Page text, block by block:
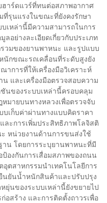
ฮาร์ดแวร์ที่ทนต่อสภาพอากาศ
ที่รุนแรงในขณะที่ยังคงรักษา
เหล่านี้มีความสามารถในการ
อย่างละเอียดเกี่ยวกับประเภท
วมของยานพาหนะ และรูปแบบ
นักขณะรถเคลื่อนที่ระดับสูงยัง
การที่ให้เครื่องมือวิเคราะห์
และเครื่องมือตรวจสอบความ
นของระบบเหล่านี้ครอบคลุม
มายบนทางหลวงเพื่อตรวจจับ
เก็บค่าผ่านทางแบบคิดราคา
ละการเพิ่มประสิทธิภาพโลจิสติ
หน่วยงานด้านการขนส่งใช้
าน โดยการระบุยานพาหนะที่มี
องกันการเสื่อมสภาพของถนน
อุตสาหกรรมนำเทคโนโลยีการ
นยันน้ำหนักสินค้าและปรับปรุง
ยุ่นของระบบเหล่านี้ยังขยายไป
อสร้าง และการติดตั้งถาวรเพื่อ